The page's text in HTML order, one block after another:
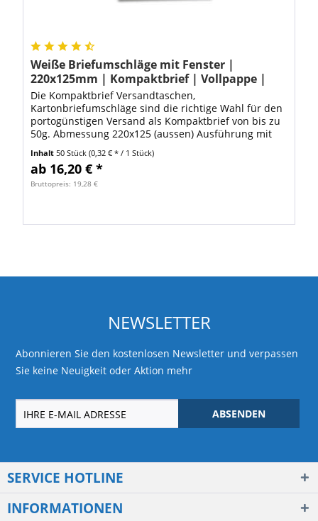
Weiße Briefumschläge mit Fenster |
220x125mm | Kompaktbrief | Vollpappe |
Haftklebend | 50 Stück
Die Kompaktbrief Versandtaschen,
Kartonbriefumschläge sind die richtige Wahl für den
portogünstigen Versand als Kompaktbrief von bis zu
50g. Abmessung 220x125 (aussen) Ausführung mit
nur...
Inhalt 50 Stück(0,32 € * / 1 Stück)
ab 16,20 € *
Bruttopreis: 19,28 €
NEWSLETTER
Abonnieren Sie den kostenlosen Newsletter und verpassen
Sie keine Neuigkeit oder Aktion mehr
ABSENDEN
SERVICE HOTLINE
INFORMATIONEN